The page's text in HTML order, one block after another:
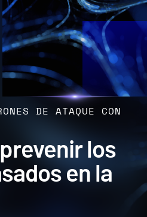
DE ATAQUE CON
los
en la